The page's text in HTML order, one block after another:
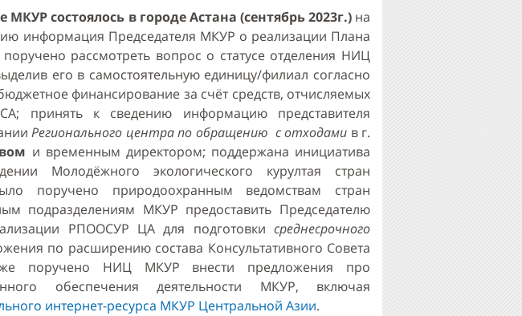
состоялось в городе Астана (сентябрь 2023г.)на
информация Председателя МКУР о реализации Плана
рассмотреть вопрос о статусе отделения НИЦ
его в самостоятельную единицу/филиал согласно
финансирование за счёт средств, отчисляемых
принять к сведению информацию представителя
Регионального центра по обращению с отходами в г.
и временным директором; поддержана инициатива
Молодёжного экологического курултая стран
поручено природоохранным ведомствам стран
подразделениям МКУР предоставить Председателю
РПООСУР ЦА для подготовки среднесрочного
по расширению состава Консультативного Совета
поручено НИЦ МКУР внести предложения про
обеспечения деятельности МКУР, включая
интернет-ресурса МКУР Центральной Азии.